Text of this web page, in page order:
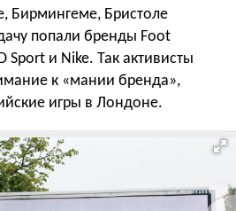
Бирмингеме, Бристоле
попали бренды Foot
Sport и Nike. Так активисты
к «мании бренда»,
игры в Лондоне.